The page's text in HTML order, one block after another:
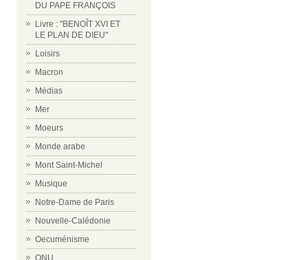
DU PAPE FRANÇOIS
Livre : "BENOÎT XVI ET
LE PLAN DE DIEU"
Loisirs
Macron
Médias
Mer
Moeurs
Monde arabe
Mont Saint-Michel
Musique
Notre-Dame de Paris
Nouvelle-Calédonie
Oecuménisme
ONU